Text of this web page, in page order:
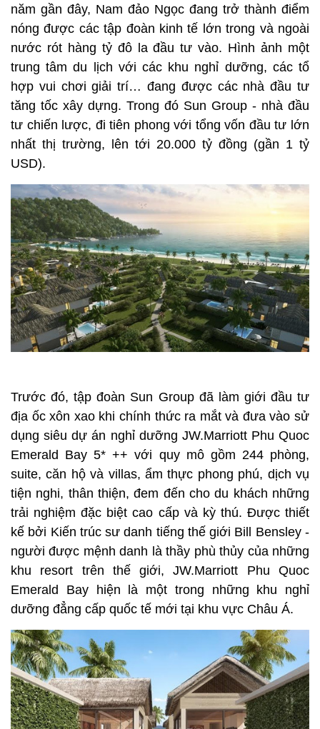
năm gần đây, Nam đảo Ngọc đang trở thành điểm
nóng được các tập đoàn kinh tế lớn trong và ngoài
nước rót hàng tỷ đô la đầu tư vào. Hình ảnh một
trung tâm du lịch với các khu nghỉ dưỡng, các tổ
hợp vui chơi giải trí… đang được các nhà đầu tư
tăng tốc xây dựng. Trong đó Sun Group - nhà đầu
tư chiến lược, đi tiên phong với tổng vốn đầu tư lớn
nhất thị trường, lên tới 20.000 tỷ đồng (gần 1 tỷ
USD).
Trước đó, tập đoàn Sun Group đã làm giới đầu tư
địa ốc xôn xao khi chính thức ra mắt và đưa vào sử
dụng siêu dự án nghỉ dưỡng JW.Marriott Phu Quoc
Emerald Bay 5* ++ với quy mô gồm 244 phòng,
suite, căn hộ và villas, ẩm thực phong phú, dịch vụ
tiện nghi, thân thiện, đem đến cho du khách những
trải nghiệm đặc biệt cao cấp và kỳ thú. Được thiết
kế bởi Kiến trúc sư danh tiếng thế giới Bill Bensley -
người được mệnh danh là thầy phù thủy của những
khu resort trên thế giới, JW.Marriott Phu Quoc
Emerald Bay hiện là một trong những khu nghỉ
dưỡng đẳng cấp quốc tế mới tại khu vực Châu Á.